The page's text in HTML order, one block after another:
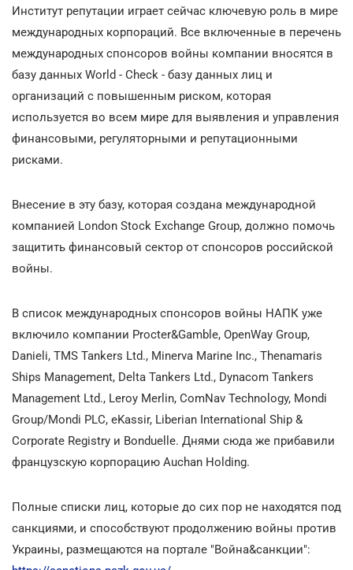
Институт репутации играет сейчас ключевую роль в мире
международных корпораций. Все включенные в перечень
международных спонсоров войны компании вносятся в
базу данных World - Check - базу данных лиц и
организаций с повышенным риском, которая
используется во всем мире для выявления и управления
финансовыми, регуляторными и репутационными
рисками.
Внесение в эту базу, которая создана международной
компанией London Stock Exchange Group, должно помочь
защитить финансовый сектор от спонсоров российской
войны.
В список международных спонсоров войны НАПК уже
включило компании Procter&Gamble, OpenWay Group,
Danieli, TMS Tankers Ltd., Minerva Marine Inc., Thenamaris
Ships Management, Delta Tankers Ltd., Dynacom Tankers
Management Ltd., Leroy Merlin, ComNav Technology, Mondi
Group/Mondi PLC, eKassir, Liberian International Ship &
Corporate Registry и Bonduelle. Днями сюда же прибавили
французскую корпорацию Auchan Holding.
Полные списки лиц, которые до сих пор не находятся под
санкциями, и способствуют продолжению войны против
Украины, размещаются на портале "Война&санкции":